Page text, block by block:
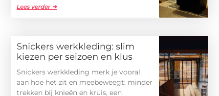
Lees verder ➜
Snickers werkkleding: slim
kiezen per seizoen en klus
Snickers werkkleding merk je vooral
aan hoe het zit en meebeweegt: minder
trekken bij knieën en kruis, een